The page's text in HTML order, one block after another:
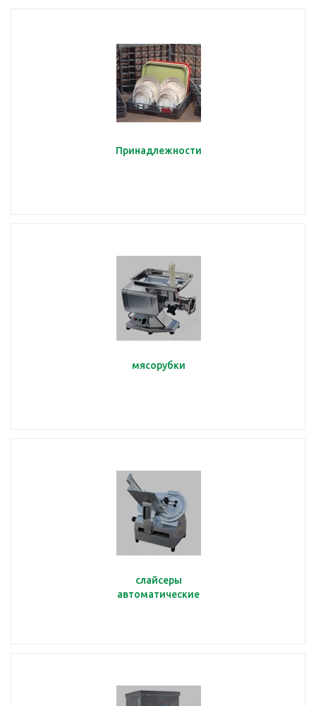
Принадлежности
мясорубки
слайсеры
автоматические